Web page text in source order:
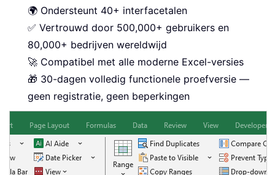
🌍 Ondersteunt 40+ interfacetalen
✅ Vertrouwd door 500,000+ gebruikers en
80,000+ bedrijven wereldwijd
🚀 Compatibel met alle moderne Excel-versies
🎁 30-dagen volledig functionele proefversie —
geen registratie, geen beperkingen